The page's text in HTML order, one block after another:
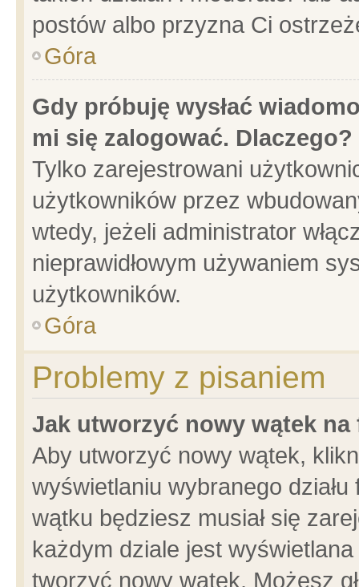
postów albo przyzna Ci
Góra
Gdy próbuję wysłać
mi się zalogować. Dlaczego?
Tylko zarejestrowani
użytkowników przez
wtedy, jeżeli administrator
nieprawidłowym używaniem
użytkowników.
Góra
Problemy z pisaniem
Jak utworzyć nowy wątek na
Aby utworzyć nowy wątek,
wyświetlaniu wybranego
wątku będziesz musiał się
każdym dziale jest
tworzyć nowy wątek, Możesz